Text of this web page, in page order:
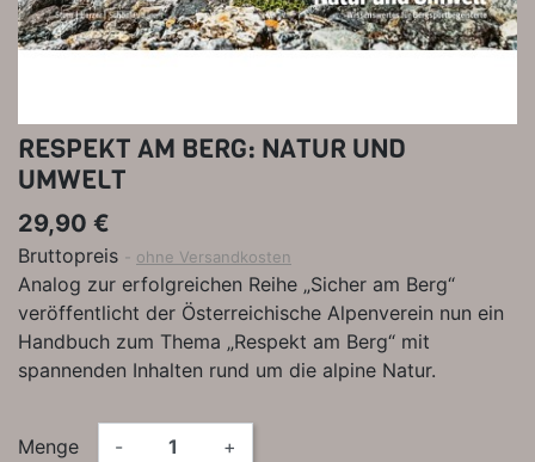
RESPEKT AM BERG: NATUR UND
UMWELT
29,90 €
Bruttopreis ohne Versandkosten
Analog zur erfolgreichen Reihe „Sicher am Berg“
veröffentlicht der Österreichische Alpenverein nun ein
Handbuch zum Thema „Respekt am Berg“ mit
spannenden Inhalten rund um die alpine Natur.
Menge - +